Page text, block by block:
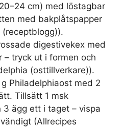
cm) med löstagbar
med bakplåtspapper
digestivekex med
– tryck ut i formen och
(osttillverkare)).
Philadelphiaost med 2
Tillsätt 1 msk
3 ägg ett i taget – vispa
(Allrecipes